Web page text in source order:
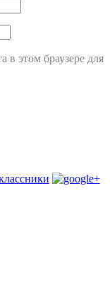
в этом браузере для